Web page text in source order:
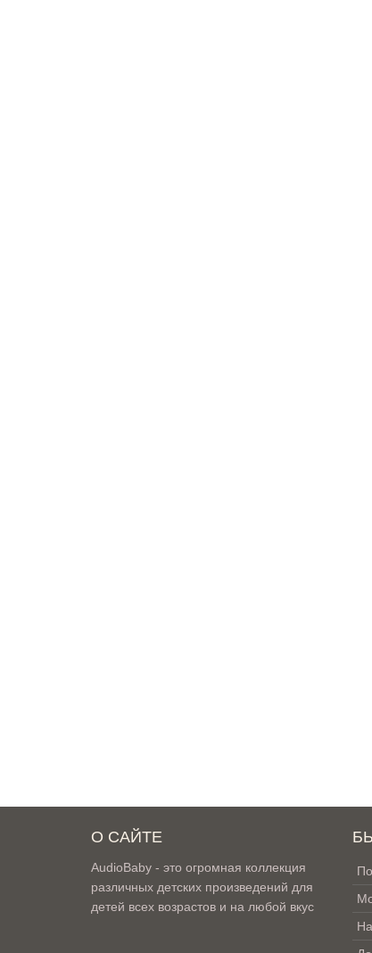
О САЙТЕ
AudioBaby - это огромная коллекция
различных детских произведений для
детей всех возрастов и на любой вкус